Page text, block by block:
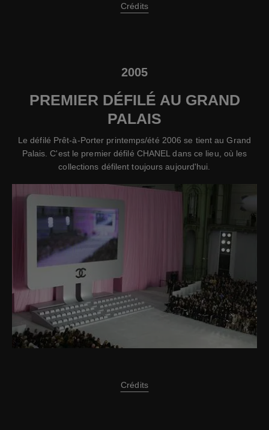
Crédits
2005
PREMIER DÉFILÉ AU GRAND
PALAIS
Le défilé Prêt-à-Porter printemps/été 2006 se tient au Grand
Palais. C'est le premier défilé CHANEL dans ce lieu, où les
collections défilent toujours aujourd'hui.
Crédits